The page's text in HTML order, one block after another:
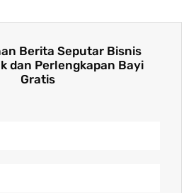
Berita Seputar Bisnis
dan Perlengkapan Bayi
Gratis